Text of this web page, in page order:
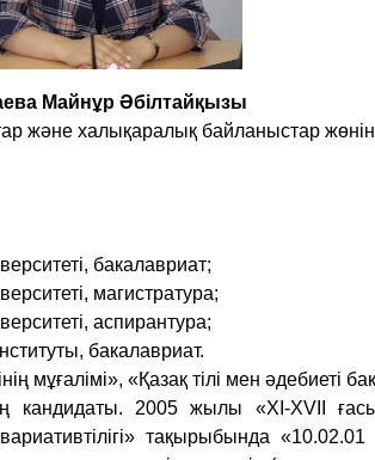
Майнұр Әбілтайқызы
және халықаралық байланыстар
бакалавриат;
магистратура;
аспирантура;
бакалавриат.
мұғалімі», «Қазақ тілі мен әдебиеті
2005 жылы «XI-XVII
вариативтілігі» тақырыбында